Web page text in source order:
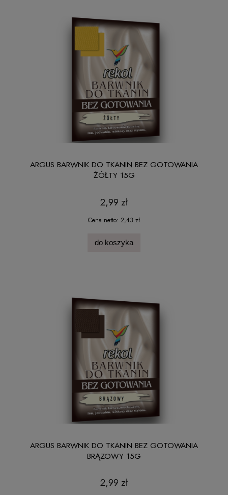
ARGUS BARWNIK DO TKANIN BEZ GOTOWANIA
ŻÓŁTY 15G
2,99 zł
Cena netto: 2,43 zł
do koszyka
ARGUS BARWNIK DO TKANIN BEZ GOTOWANIA
BRĄZOWY 15G
2,99 zł